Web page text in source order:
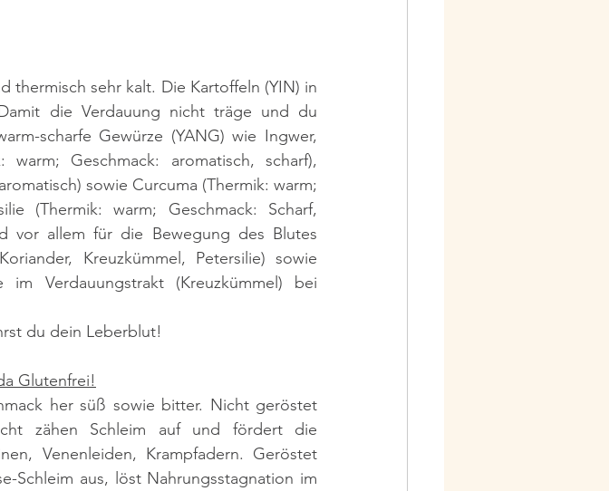
thermisch sehr kalt. Die Kartoffeln (YIN) in
die Verdauung nicht träge und du
scharfe Gewürze (YANG) wie Ingwer,
warm; Geschmack: aromatisch, scharf),
sowie Curcuma (Thermik: warm;
(Thermik: warm; Geschmack: Scharf,
vor allem für die Bewegung des Blutes
Kreuzkümmel, Petersilie) sowie
im Verdauungstrakt (Kreuzkümmel) bei
du dein Leberblut!
Glutenfrei!
her süß sowie bitter. Nicht geröstet
zähen Schleim auf und fördert die
Venenleiden, Krampfadern. Geröstet
Schleim aus, löst Nahrungsstagnation im